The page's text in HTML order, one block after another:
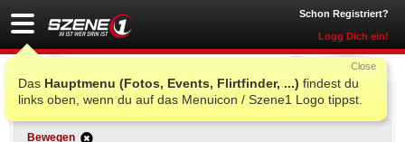
Schon Registriert?
Logg Dich ein!
Das Hauptmenu (Fotos, Events, Flirtfinder, ...) findest du
links oben, wenn du auf das Menuicon / Szene1 Logo tippst.
Close
Einfache Suche
Bewegen